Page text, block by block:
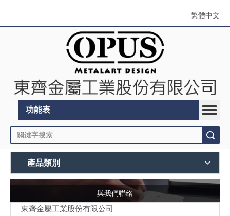
繁體中文
功能表
產品類別
與我們聯絡
東齊金屬工業股份有限公司